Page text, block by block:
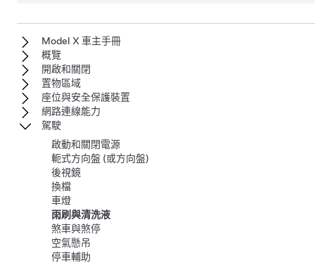
Model X 車主手冊
概覽
開啟和關閉
置物區域
座位與安全保護裝置
網路連線能力
駕駛
啟動和關閉電源
軛式方向盤 (或方向盤)
後視鏡
換檔
車燈
雨刷與清洗液
煞車與煞停
空氣懸吊
停車輔助